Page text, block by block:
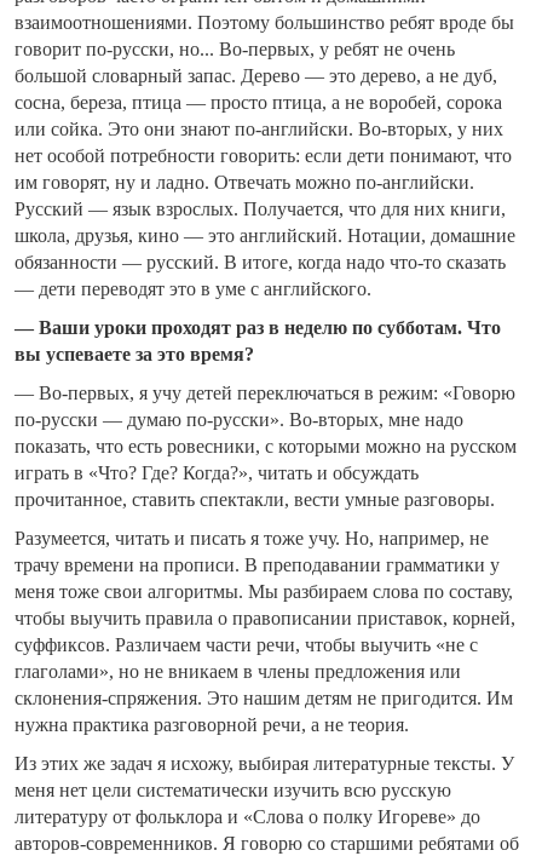
взаимоотношениями. Поэтому большинство ребят вроде бы
говорит по-русски, но... Во-первых, у ребят не очень
большой словарный запас. Дерево — это дерево, а не дуб,
сосна, береза, птица — просто птица, а не воробей, сорока
или сойка. Это они знают по-английски. Во-вторых, у них
нет особой потребности говорить: если дети понимают, что
им говорят, ну и ладно. Отвечать можно по-английски.
Русский — язык взрослых. Получается, что для них книги,
школа, друзья, кино — это английский. Нотации, домашние
обязанности — русский. В итоге, когда надо что-то сказать
— дети переводят это в уме с английского.
— Ваши уроки проходят раз в неделю по субботам. Что
вы успеваете за это время?
— Во-первых, я учу детей переключаться в режим: «Говорю
по-русски — думаю по-русски». Во-вторых, мне надо
показать, что есть ровесники, с которыми можно на русском
играть в «Что? Где? Когда?», читать и обсуждать
прочитанное, ставить спектакли, вести умные разговоры.
Разумеется, читать и писать я тоже учу. Но, например, не
трачу времени на прописи. В преподавании грамматики у
меня тоже свои алгоритмы. Мы разбираем слова по составу,
чтобы выучить правила о правописании приставок, корней,
суффиксов. Различаем части речи, чтобы выучить «не с
глаголами», но не вникаем в члены предложения или
склонения-спряжения. Это нашим детям не пригодится. Им
нужна практика разговорной речи, а не теория.
Из этих же задач я исхожу, выбирая литературные тексты. У
меня нет цели систематически изучить всю русскую
литературу от фольклора и «Слова о полку Игореве» до
авторов-современников. Я говорю со старшими ребятами об